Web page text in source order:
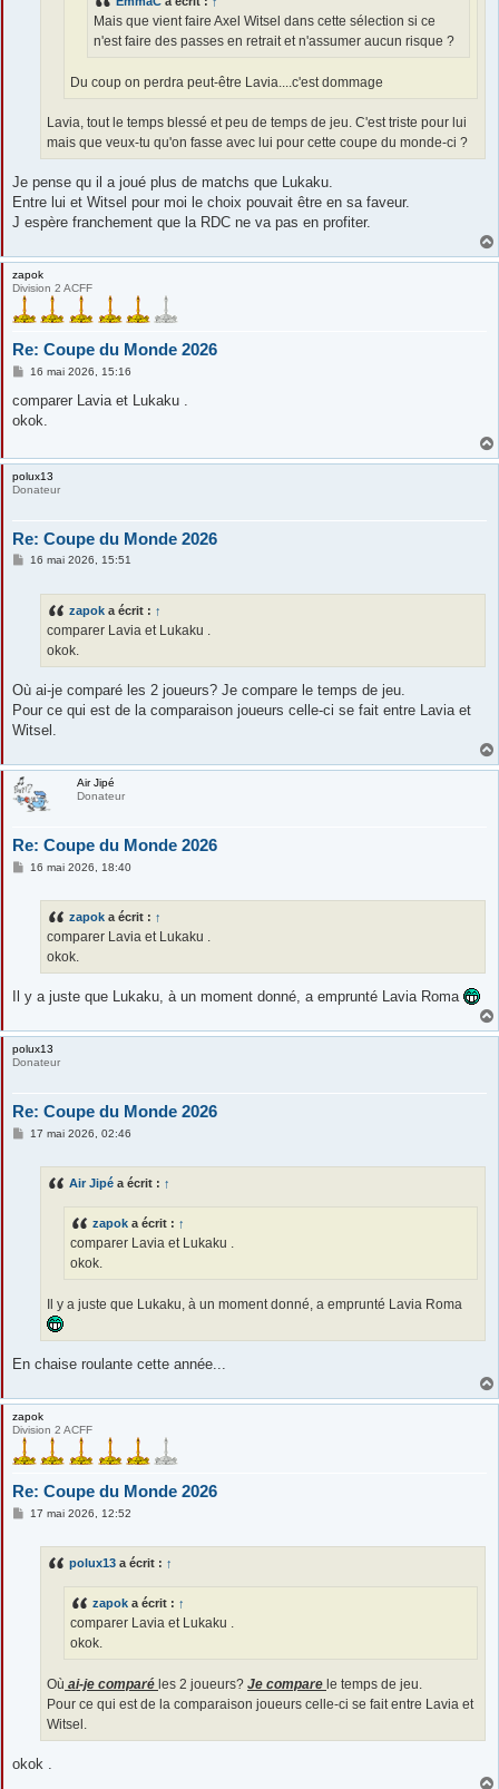
Mais que vient faire Axel Witsel dans cette sélection si ce
n'est faire des passes en retrait et n'assumer aucun risque ?
Du coup on perdra peut-être Lavia....c'est dommage
Lavia, tout le temps blessé et peu de temps de jeu. C'est triste pour lui
mais que veux-tu qu'on fasse avec lui pour cette coupe du monde-ci ?
Je pense qu il a joué plus de matchs que Lukaku.
Entre lui et Witsel pour moi le choix pouvait être en sa faveur.
J espère franchement que la RDC ne va pas en profiter.
zapok
Division 2 ACFF
Re: Coupe du Monde 2026
M
s
a
16 mai 2026, 15:16
comparer Lavia et Lukaku .
okok.
polux13
Donateur
Re: Coupe du Monde 2026
M
16 mai 2026, 15:51
zapok a écrit : ↑
comparer Lavia et Lukaku .
okok.
Où ai-je comparé les 2 joueurs? Je compare le temps de jeu.
Pour ce qui est de la comparaison joueurs celle-ci se fait entre Lavia et
Witsel.
Air Jipé
Donateur
Re: Coupe du Monde 2026
M16 mai 2026, 18:40
zapok a écrit : ↑
comparer Lavia et Lukaku .
okok.
Il y a juste que Lukaku, à un moment donné, a emprunté Lavia Roma
polux13
Donateur
Re: Coupe du Monde 2026
M17 mai 2026, 02:46
Air Jipé a écrit : ↑
zapok a écrit : ↑
comparer Lavia et Lukaku .
okok.
Il y a juste que Lukaku, à un moment donné, a emprunté Lavia Roma
En chaise roulante cette année...
zapok
Division 2 ACFF
Re: Coupe du Monde 2026
M17 mai 2026, 12:52
polux13 a écrit : ↑
zapok a écrit : ↑
comparer Lavia et Lukaku .
okok.
Où ai-je comparé les 2 joueurs? Je compare le temps de jeu.
Pour ce qui est de la comparaison joueurs celle-ci se fait entre Lavia et
Witsel.
okok .